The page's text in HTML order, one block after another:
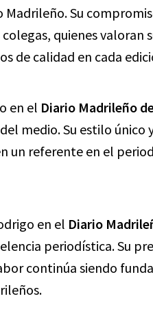
Su
quienes valoran
de calidad en cada
en el Diario Madrileño
medio. Su estilo único
un referente en el
en el Diario
periodística. Su
continúa siendo